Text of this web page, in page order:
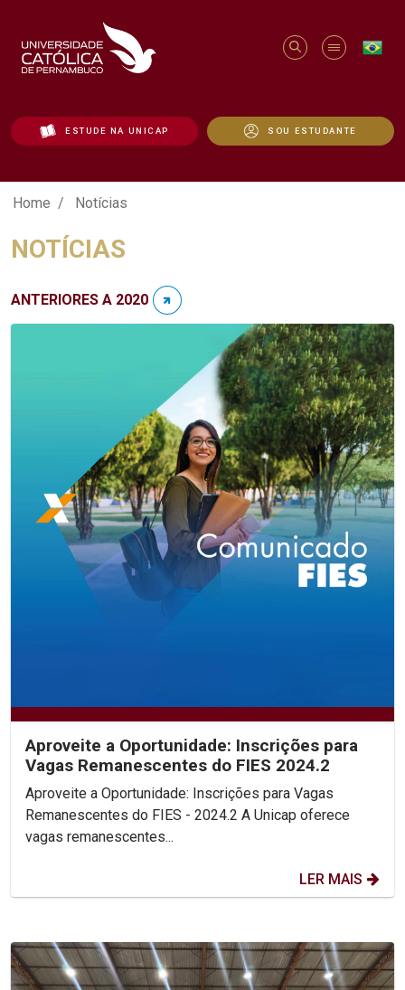
ESTUDE NA UNICAP SOU ESTUDANTE
Notícias - Unicap
Home Notícias
NOTÍCIAS
ANTERIORES A 2020
Aproveite a Oportunidade: Inscrições para
Vagas Remanescentes do FIES 2024.2
Aproveite a Oportunidade: Inscrições para Vagas
Remanescentes do FIES - 2024.2 A Unicap oferece
vagas remanescentes...
LER MAIS